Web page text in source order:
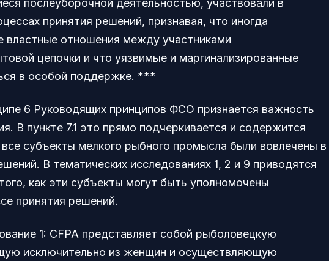
послеуборочной деятельностью, участвовали в
принятия решений, признавая, что иногда
властные отношения между участниками
цепочки и что уязвимые и маргинализированные
в особой поддержке. ***
6 Руководящих принципов ФСО признается важность
В пункте 7.1 это прямо подчеркивается и содержится
субъекты мелкого рыбного промысла были вовлечены в
В тематических исследованиях 1, 2 и 9 приводятся
как эти субъекты могут быть уполномочены
принятия решений.
1: CFPA представляет собой рыболовецкую
исключительно из женщин и осуществляющую